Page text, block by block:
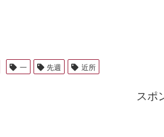
一 先週 近所
スポ